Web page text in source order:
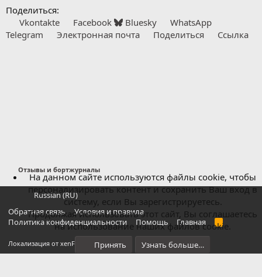
т
и
Поделиться:
Vkontakte
Facebook Bluesky
WhatsApp
Telegram
Электронная почта Поделиться Ссылка
Отзывы и бортжурналы
Russian (RU)
Обратная связь
Условия и правила
Политика конфиденциальности
Помощь Главная
R
S
Локализация от xenForo.Info
На данном сайте используются файлы cookie, чтобы
персонализировать контент и сохранить Ваш вход в
систему, если Вы зарегистрируетесь.
Продолжая использовать этот сайт, Вы соглашаетесь
на использование наших файлов cookie.
Принять Узнать больше…